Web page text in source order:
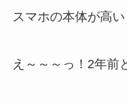
スマホの本体が高い
え～～～っ！2年前